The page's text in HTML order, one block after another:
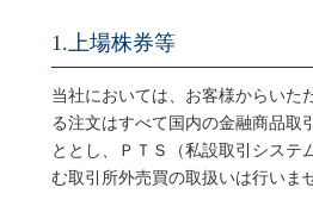
1.上場株券等
当社においては、お客様からいた
る注文はすべて国内の金融商品取
ととし、ＰＴＳ（私設取引システ
む取引所外売買の取扱いは行いま